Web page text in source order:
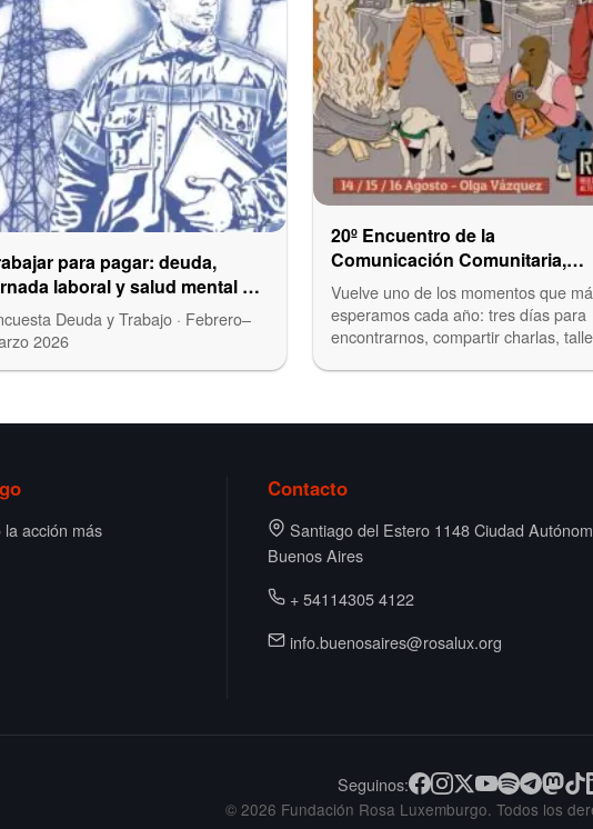
para pagar: deuda,
laboral y salud mental en
Deuda y Trabajo · Febrero–
2026
20º Encuentro de la
Comunicación Comunitaria,
Alternativa y Popular en La
Vuelve uno de los momentos que
esperamos cada año: tres días para
encontrarnos, compartir charlas,
acción más
Contacto
Santiago del Estero 1148 Ciudad
Buenos Aires
+ 54114305 4122
info.buenosaires@rosalux.org
Seguinos:
© 2026 Fundación Rosa Luxemburgo. Todos los